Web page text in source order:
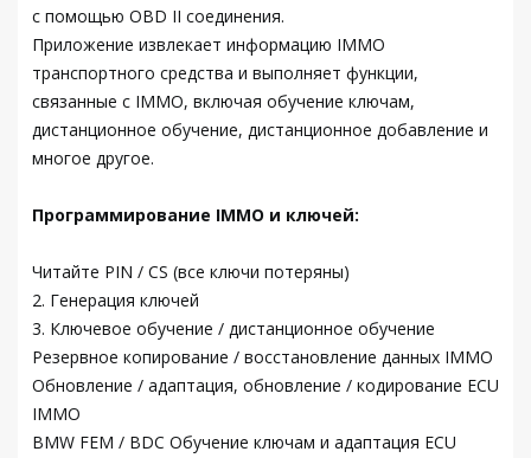
с помощью OBD II соединения.
Приложение извлекает информацию IMMO
транспортного средства и выполняет функции,
связанные с IMMO, включая обучение ключам,
дистанционное обучение, дистанционное добавление и
многое другое.
Программирование IMMO и ключей:
Читайте PIN / CS (все ключи потеряны)
2. Генерация ключей
3. Ключевое обучение / дистанционное обучение
Резервное копирование / восстановление данных IMMO
Обновление / адаптация, обновление / кодирование ECU
IMMO
BMW FEM / BDC Обучение ключам и адаптация ECU